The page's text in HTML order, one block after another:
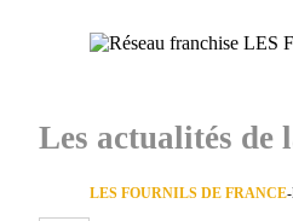
Les actualités
LES FOURNILS DE FRANCE-